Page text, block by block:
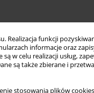
Realizacja funkcji
informacje oraz
w celu realizacji usług,
są także zbierane i
stosowania plików